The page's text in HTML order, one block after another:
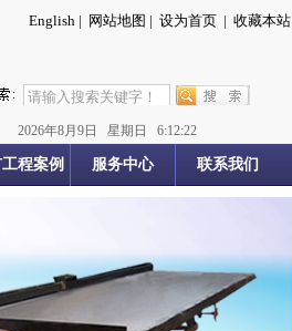
English | 网站地图 | 设为首页 | 收藏本站
2026年8月 9日 星期日 6:12:23
程案例 服务中心 联系我们